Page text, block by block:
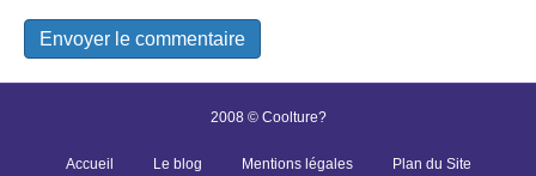
2008 © Coolture?
Accueil Le blog Mentions légales Plan du Site